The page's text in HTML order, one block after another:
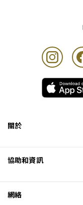
關於
協助和資訊
網絡